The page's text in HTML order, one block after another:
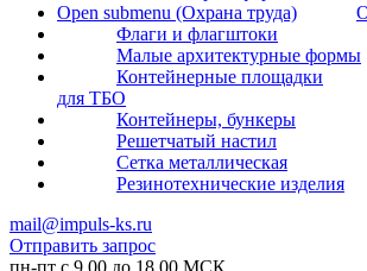
Open submenu (Охрана труда)
Флаги и флагштоки
Малые архитектурные формы
Контейнерные площадки
для ТБО
Контейнеры, бункеры
Решетчатый настил
Сетка металлическая
Резинотехнические изделия
mail@impuls-ks.ru
Отправить запрос
пн-пт с 9.00 до 18.00 МСК